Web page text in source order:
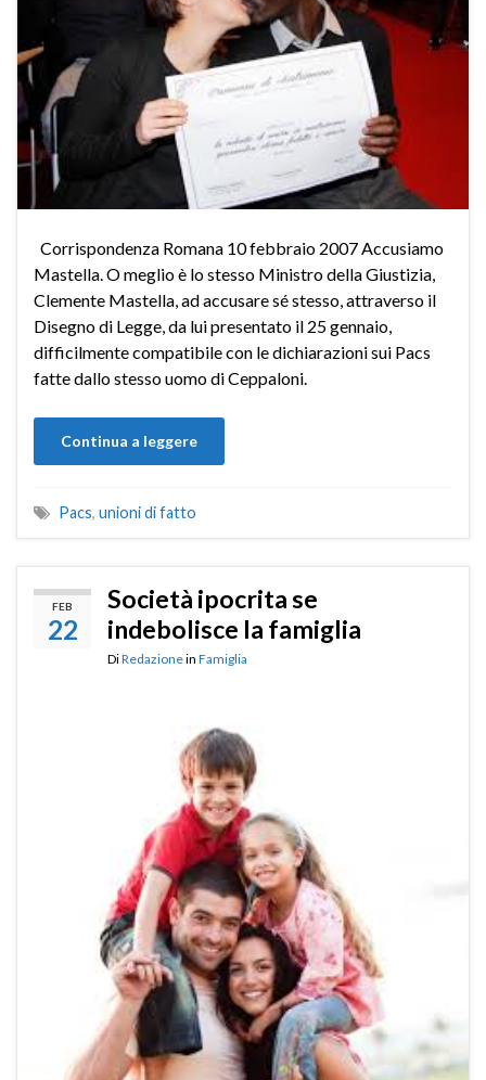
Corrispondenza Romana 10 febbraio 2007 Accusiamo
Mastella. O meglio è lo stesso Ministro della Giustizia,
Clemente Mastella, ad accusare sé stesso, attraverso il
Disegno di Legge, da lui presentato il 25 gennaio,
difficilmente compatibile con le dichiarazioni sui Pacs
fatte dallo stesso uomo di Ceppaloni.
Continua a leggere
Pacs, unioni di fatto
FEB
22
Società ipocrita se
indebolisce la famiglia
DiRedazionein Famiglia